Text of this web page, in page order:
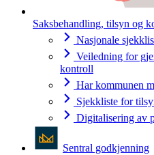
Saksbehandling, tilsyn og
Nasjonale
Veiledning for
kontroll
Har kommunen
Sjekkliste for
Digitalisering av
Sentral godkjenning